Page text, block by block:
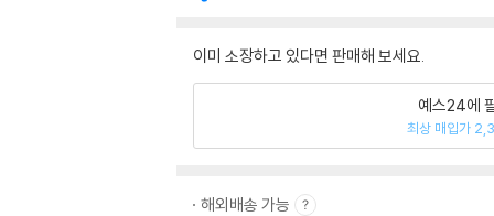
이미 소장하고 있다면 판매해 보세요.
예스24에
최상 매입가
해외배송 가능